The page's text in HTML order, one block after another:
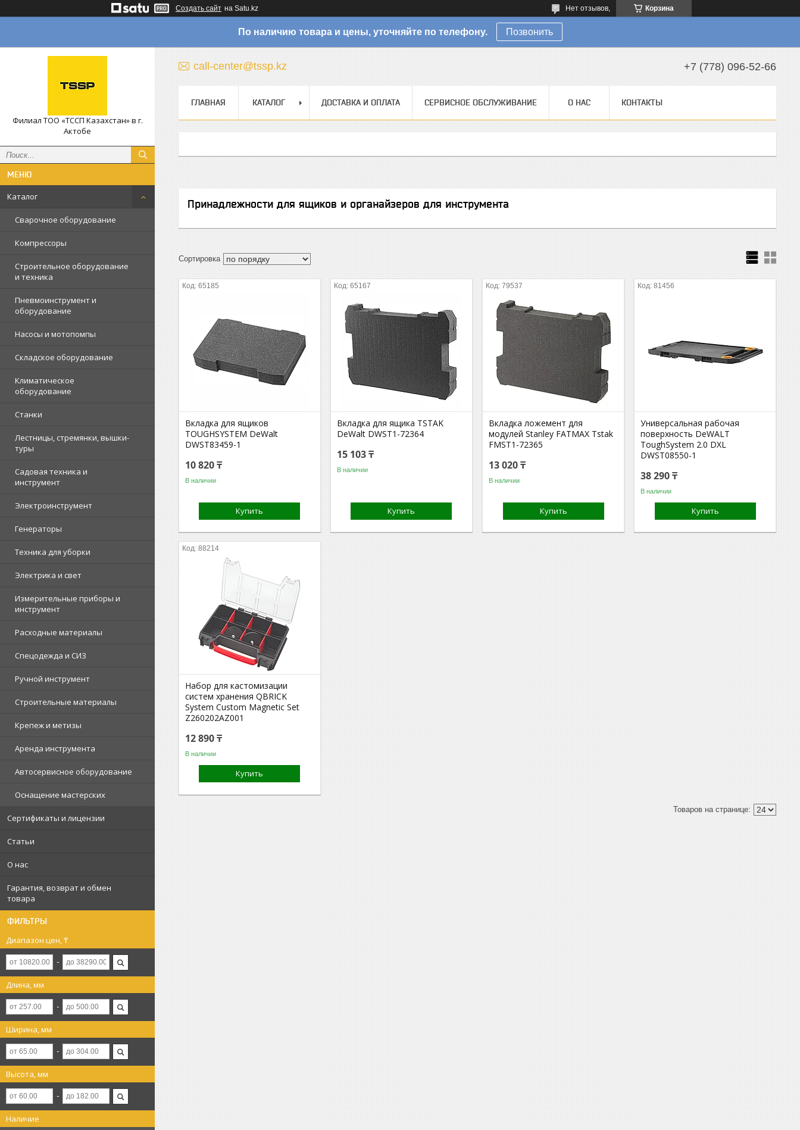
Создать сайт на Satu.kz Корзина
Нет отзывов,
По наличию товара и цены, уточняйте по телефону. Позвонить
Филиал ТОО «ТССП Казахстан» в г.
Актобе
Каталог
Сварочное оборудование
Компрессоры
Строительное оборудование
и техника
Пневмоинструмент и
оборудование
Насосы и мотопомпы
Складское оборудование
Климатическое
оборудование
Станки
Лестницы, стремянки, вышки-
туры
Садовая техника и
инструмент
Электроинструмент
Генераторы
Техника для уборки
Электрика и свет
Измерительные приборы и
инструмент
Расходные материалы
Спецодежда и СИЗ
Ручной инструмент
Строительные материалы
Крепеж и метизы
Аренда инструмента
Автосервисное оборудование
Оснащение мастерских
Сертификаты и лицензии
Статьи
О нас
Гарантия, возврат и обмен
товара
ФИЛЬТРЫ
Диапазон цен, ₸
Длина, мм
Ширина, мм
Высота, мм
Наличие
call-center@tssp.kz +7 (778) 096-52-66
ГЛАВНАЯ КАТАЛОГ ДОСТАВКА И ОПЛАТА СЕРВИСНОЕ ОБСЛУЖИВАНИЕ О НАС КОНТАКТЫ
Принадлежности для ящиков и органайзеров для инструмента
65185
Вкладка для ящиков
TOUGHSYSTEM DeWalt
DWST83459-1
10 820 ₸
В наличии
Купить
65167
Вкладка для ящика TSTAK
DeWalt DWST1-72364
15 103 ₸
В наличии
Купить
79537
Вкладка ложемент для
модулей Stanley FATMAX Tstak
FMST1-72365
13 020 ₸
В наличии
Купить
81456
Универсальная рабочая
поверхность DeWALT
ToughSystem 2.0 DXL
DWST08550-1
38 290 ₸
В наличии
Купить
88214
Набор для кастомизации
систем хранения QBRICK
System Custom Magnetic Set
Z260202AZ001
12 890 ₸
В наличии
Купить